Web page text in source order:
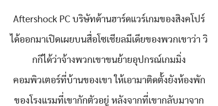
Aftershock PC บริษัทด้านฮาร์ดแวร์เกมของสิงคโปร์
ได้ออกมาเปิดเผยบนสื่อโซเชียลมีเดียของพวกเขาว่า วิ
กกีได้ว่าจ้างพวกเขาขนย้ายอุปกรณ์เกมมิ่ง
คอมพิวเตอร์ที่บ้านของเขา ให้เอามาติดตั้งยังห้องพัก
ของโรงแรมที่เขากักตัวอยู่ หลังจากที่เขากลับมาจาก